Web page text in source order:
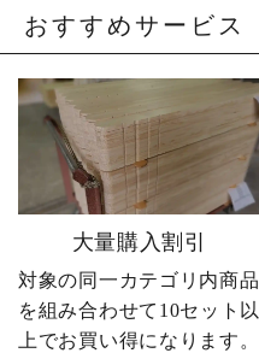
おすすめサービス
大量購入割引
対象の同一カテゴリ内商品
を組み合わせて10セット以
上でお買い得になります。